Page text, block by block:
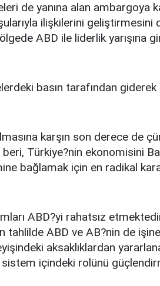
de yanına alan ambargoya
ilişkilerini geliştirmesini
ABD ile liderlik yarışına
basın tarafından
karşın son derece de
Türkiye?nin ekonomisini
bağlamak için en radikal
ABD?yi rahatsız
tahlilde ABD ve AB?nin de
aksaklıklardan
içindeki rolünü